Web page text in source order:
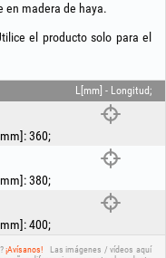
en madera de haya.
el producto solo para el
L[mm] - Longitud;
:360;
:380;
:400;
¡Avísanos!
Las imágenes / vídeos aquí